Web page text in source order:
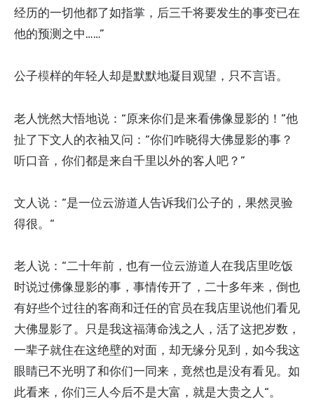
经历的一切他都了如指掌，后三千将要发生的事变已在
他的预测之中……”
公子模样的年轻人却是默默地凝目观望，只不言语。
老人恍然大悟地说：“原来你们是来看佛像显影的！”他
扯了下文人的衣袖又问：“你们咋晓得大佛显影的事？
听口音，你们都是来自千里以外的客人吧？”
文人说：“是一位云游道人告诉我们公子的，果然灵验
得很。“
老人说：“二十年前，也有一位云游道人在我店里吃饭
时说过佛像显影的事，事情传开了，二十多年来，倒也
有好些个过往的客商和迁任的官员在我店里说他们看见
大佛显影了。只是我这福薄命浅之人，活了这把岁数，
一辈子就住在这绝壁的对面，却无缘分见到，如今我这
眼睛已不光明了和你们一同来，竟然也是没有看见。如
此看来，你们三人今后不是大富，就是大贵之人“。